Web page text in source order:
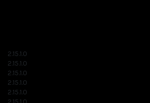
2.15.1.0
2.15.1.0
2.15.1.0
2.15.1.0
2.15.1.0